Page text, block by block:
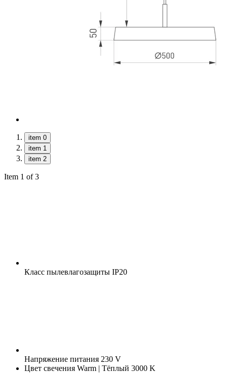
item 0
item 1
item 2
Item 1 of 3
Класс пылевлагозащиты IP20
Напряжение питания 230 V
Цвет свечения Warm | Тёплый 3000 K